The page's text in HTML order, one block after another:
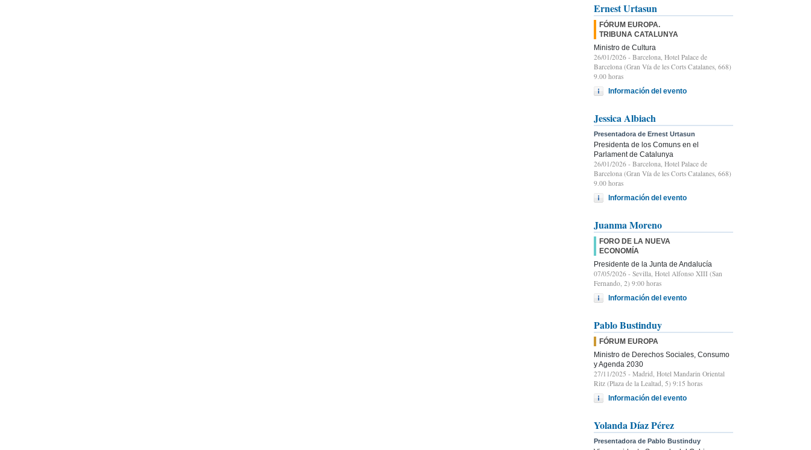
Ernest Urtasun
FÓRUM EUROPA.
TRIBUNA CATALUNYA
Ministro de Cultura
26/01/2026 - Barcelona, Hotel Palace de
Barcelona (Gran Vía de les Corts Catalanes, 668)
9.00 horas
Información del evento
Jessica Albiach
Presentadora de Ernest Urtasun
Presidenta de los Comuns en el
Parlament de Catalunya
26/01/2026 - Barcelona, Hotel Palace de
Barcelona (Gran Vía de les Corts Catalanes, 668)
9.00 horas
Información del evento
Juanma Moreno
FORO DE LA NUEVA
ECONOMÍA
Presidente de la Junta de Andalucía
07/05/2026 - Sevilla, Hotel Alfonso XIII (San
Fernando, 2) 9:00 horas
Información del evento
Pablo Bustinduy
FÓRUM EUROPA
Ministro de Derechos Sociales, Consumo
y Agenda 2030
27/11/2025 - Madrid, Hotel Mandarin Oriental
Ritz (Plaza de la Lealtad, 5) 9:15 horas
Información del evento
Yolanda Díaz Pérez
Presentadora de Pablo Bustinduy